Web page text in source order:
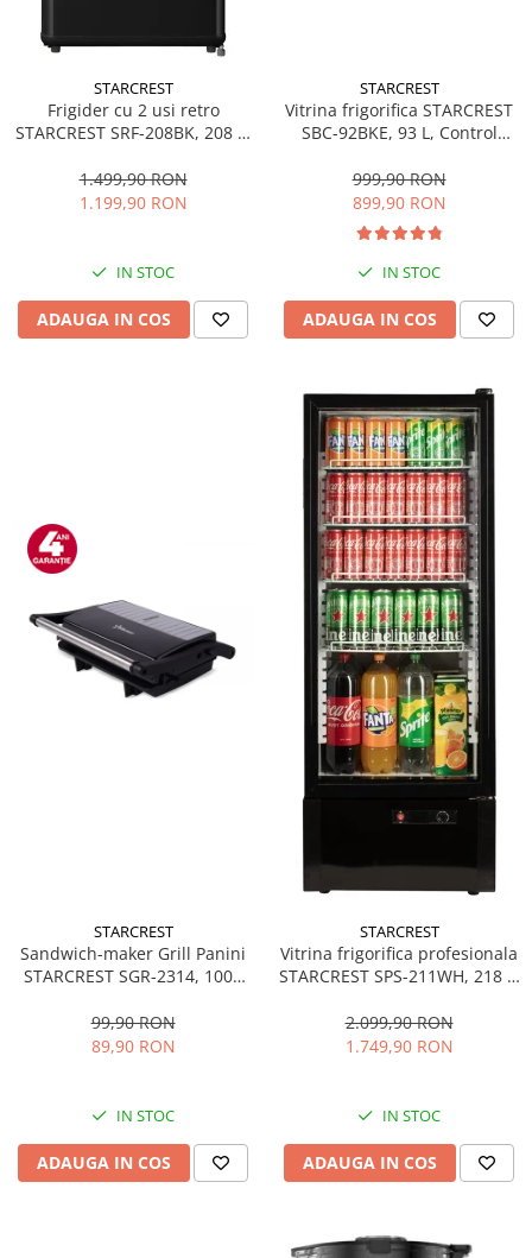
STARCREST
Frigider cu 2 usi retro
STARCREST SRF-208BK, 208 L,
Iluminare LED, Termostat
Reglabil, H 147 cm, Negru
1.499,90 RON
1.199,90 RON
IN STOC
ADAUGA IN COS
STARCREST
Vitrina frigorifica STARCREST
SBC-92BKE, 93 L, Control
83.2 cm, Negru
999,90 RON
899,90 RON
IN STOC
ADAUGA IN COS
STARCREST
Sandwich-maker Grill Panini
STARCREST SGR-2314, 1000
Deschidere 180°, Suprafata
de gatire 23 x 14 cm, Negru
99,90 RON
89,90 RON
IN STOC
ADAUGA IN COS
STARCREST
Vitrina frigorifica profesionala
STARCREST SPS-211WH, 218 L,
LED, H 141 cm, Negru
2.099,90 RON
1.749,90 RON
IN STOC
ADAUGA IN COS